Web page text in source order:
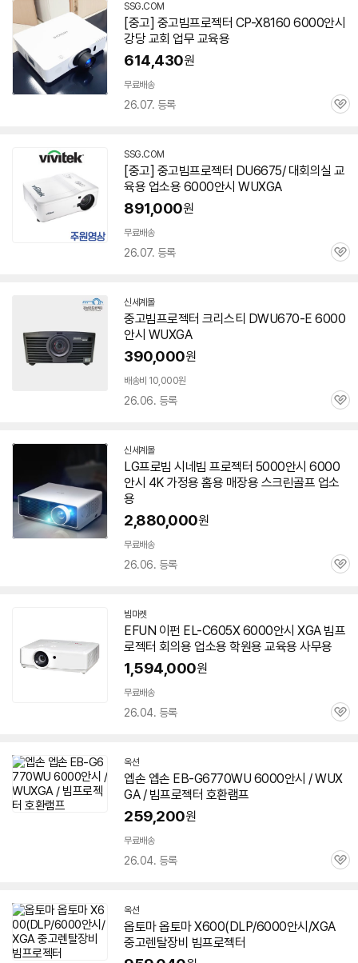
SSG.COM
[중고] 중고빔프로젝터 CP-X8160 6000안시
강당 교회 업무 교육용
614,430원
무료배송
26.07. 등록
관
SSG.COM
[중고] 중고빔프로젝터 DU6675/ 대회의실 교
육용 업소용 6000안시 WUXGA
891,000원
무료배송
26.07. 등록
관
신세계몰
중고빔프로젝터 크리스티 DWU670-E 6000
안시 WUXGA
390,000원
배송비 10,000원
26.06. 등록
관
신세계몰
LG프로빔 시네빔 프로젝터 5000안시 6000
안시 4K 가정용 홈용 매장용 스크린골프 업소
용
2,880,000원
무료배송
26.06. 등록
관
빔마켓네
이
버
이
EFUN 이펀 EL-C605X6000안시 XGA 빔프
로젝터 회의용 업소용 학원용 교육용 사무용
1,594,000원
무료배송
26.04. 등록
관
옥션
엡손 엡손 EB-G6770WU 6000안시 / WUX
GA / 빔프로젝터 호환램프
259,200원
무료배송
26.04. 등록
관
옥션
옵토마 옵토마 X600(DLP/6000안시 /XGA
중고렌탈장비 빔프로젝터